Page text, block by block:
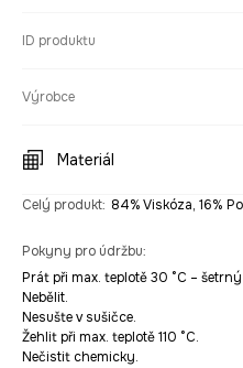
ID produktu
Výrobce
Materiál
Celý produkt: 84% Viskóza, 16%
Pokyny pro údržbu:
Prát při max. teplotě 30 °C –
Nebělit.
Nesušte v sušičce.
Žehlit při max. teplotě 110 °C.
Nečistit chemicky.